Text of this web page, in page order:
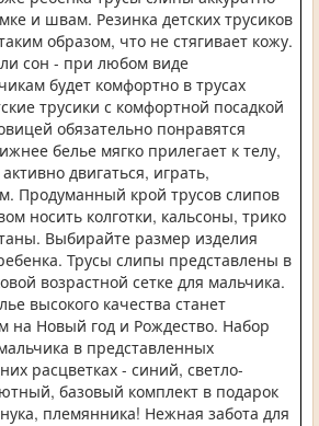
и швам. Резинка детских трусиков
образом, что не стягивает кожу.
сон - при любом виде
будет комфортно в трусах
трусики с комфортной посадкой
обязательно понравятся
белье мягко прилегает к телу,
двигаться, играть,
Продуманный крой трусов слипов
носить колготки, кальсоны, трико
Выбирайте размер изделия
Трусы слипы представлены в
возрастной сетке для мальчика.
высокого качества станет
на Новый год и Рождество. Набор
в представленных
расцветках - синий, светло-
базовый комплект в подарок
племянника! Нежная забота для